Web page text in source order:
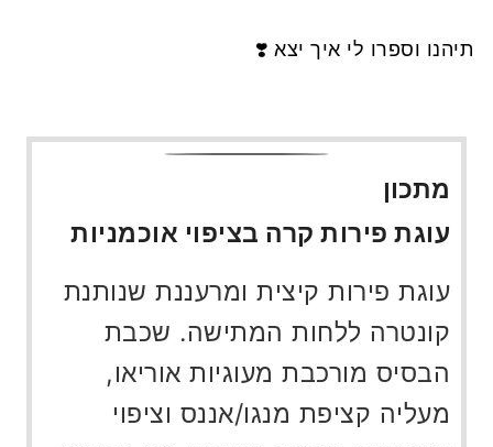
תיהנו וספרו לי איך יצא ❣️
מתכון
עוגת פירות קרה בציפוי אוכמניות
עוגת פירות קיצית ומרעננת שנותנת
קונטרה ללחות המתישה. שכבת
הבסיס מורכבת מעוגיות אוריאו,
מעליה קציפת מנגו/אננס וציפוי